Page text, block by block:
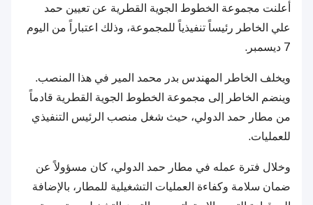
أعلنت مجموعة الخطوط الجوية القطرية عن تعيين حمد
علي الخاطر رئيساً تنفيذياً للمجموعة، وذلك اعتباراً من اليوم
7 ديسمبر.
ويخلف الخاطر المهندس بدر محمد المير في هذا المنصب.
وينضم الخاطر إلى مجموعة الخطوط الجوية القطرية قادماً
من مطار حمد الدولي، حيث شغل منصب الرئيس التنفيذي
للعمليات.
وخلال فترة عمله في مطار حمد الدولي، كان مسؤولاً عن
ضمان سلامة وكفاءة العمليات التشغيلية للمطار، بالإضافة